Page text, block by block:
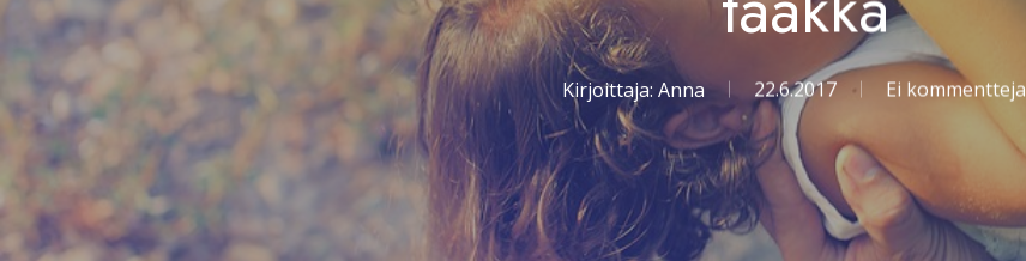
Kirjoittaja: Anna 22.6.2017 Ei kommentteja